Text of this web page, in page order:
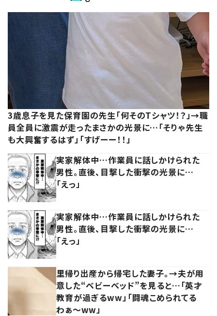
3歳息子を見た保育園の先生「何そのTシャツ！？」→職
員全員に激震が走ったまさかの光景に…「そりゃ先生
も大興奮するはず」「すげーー！！」
実家解体中…作業員に話しかけられた
男性。直後、目撃した衝撃の光景に…
「えっ」
実家解体中…作業員に話しかけられた
男性。直後、目撃した衝撃の光景に…
「えっ」
里帰り出産から帰宅した妻子。→夫が用
意した“ベビーベッド”を見ると…「英才
教育が過ぎるww」「闘魂こめられてる
わぁ～ww」